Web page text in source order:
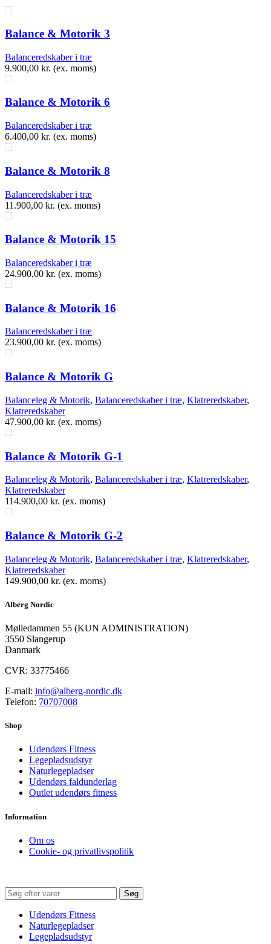
Balance & Motorik 3
Balanceredskaber i træ
9.900,00 kr. (ex. moms)
Balance & Motorik 6
Balanceredskaber i træ
6.400,00 kr. (ex. moms)
Balance & Motorik 8
Balanceredskaber i træ
11.900,00 kr. (ex. moms)
Balance & Motorik 15
Balanceredskaber i træ
24.900,00 kr. (ex. moms)
Balance & Motorik 16
Balanceredskaber i træ
23.900,00 kr. (ex. moms)
Balance & Motorik G
Balanceleg & Motorik, Balanceredskaber i træ, Klatreredskaber,
Klatreredskaber
47.900,00 kr. (ex. moms)
Balance & Motorik G-1
Balanceleg & Motorik, Balanceredskaber i træ, Klatreredskaber,
Klatreredskaber
114.900,00 kr. (ex. moms)
Balance & Motorik G-2
Balanceleg & Motorik, Balanceredskaber i træ, Klatreredskaber,
Klatreredskaber
149.900,00 kr. (ex. moms)
Alberg Nordic
​Mølledammen 55 (KUN ADMINISTRATION)
3550 Slangerup
Danmark
CVR: 33775466
E-mail: info@alberg-nordic.dk
Telefon: 70707008
Shop
Udendørs Fitness
Legepladsudstyr
Naturlegepladser
Udendørs faldunderlag
Outlet udendørs fitness
Information
Om os
Cookie- og privatlivspolitik
Søg
Udendørs Fitness
Naturlegepladser
Legepladsudstyr